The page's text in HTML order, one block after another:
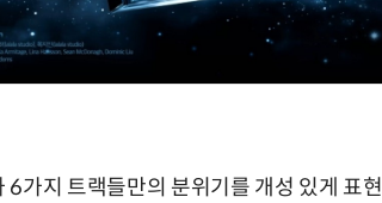
가지 트랙들만의 분위기를 개성 있게 표현